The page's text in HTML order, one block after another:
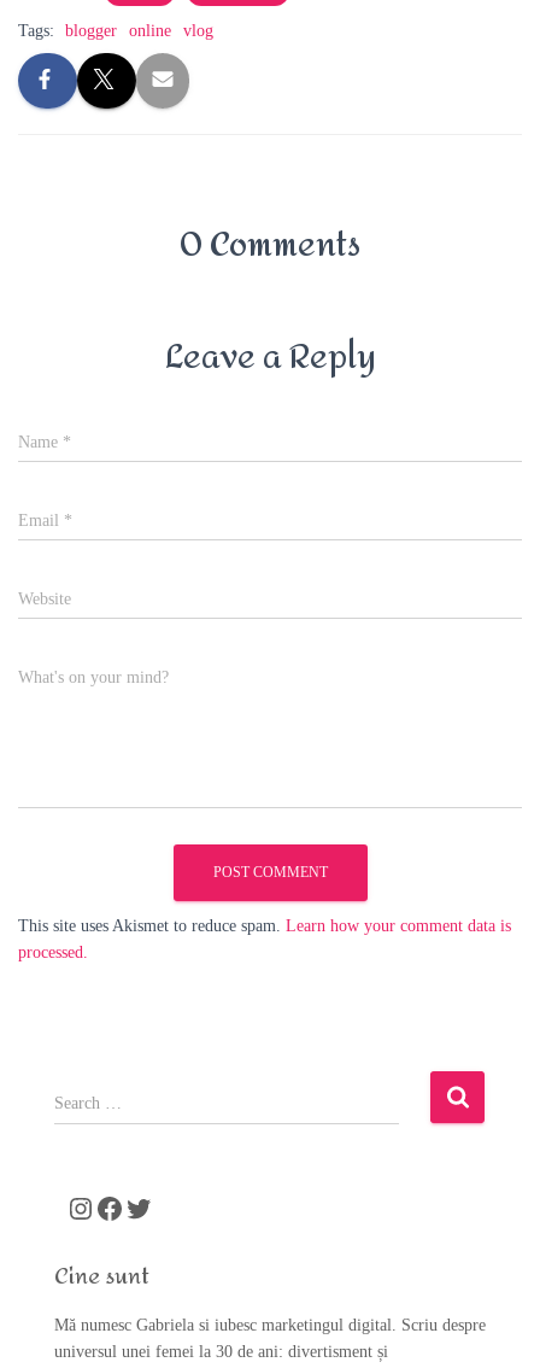
Tags: blogger online vlog
0 Comments
Leave a Reply
Name *
Email *
Website
What's on your mind?
This site uses Akismet to reduce spam. Learn how your comment data is
processed.
S
e
o
:
Instagram Facebook Twitter
Cine sunt
Mă numesc Gabriela si iubesc marketingul digital. Scriu despre
universul unei femei la 30 de ani: divertisment și